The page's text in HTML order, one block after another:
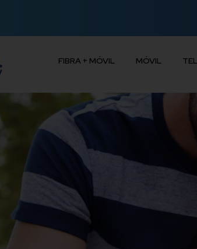
FIBRA + MÓVIL MÓVIL